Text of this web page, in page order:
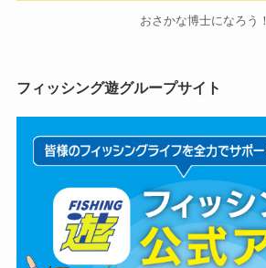
おさかな博士になろう！
フィッシング遊グループサイト